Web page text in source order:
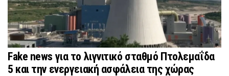
Fake news για το λιγνιτικό σταθμό Πτολεμαΐδα
5 και την ενεργειακή ασφάλεια της χώρας